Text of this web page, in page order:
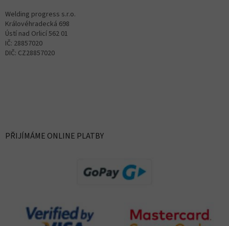
Welding progress s.r.o.
Královéhradecká 698
Ústí nad Orlicí 562 01
IČ: 28857020
DIČ: CZ28857020
PŘIJÍMÁME ONLINE PLATBY